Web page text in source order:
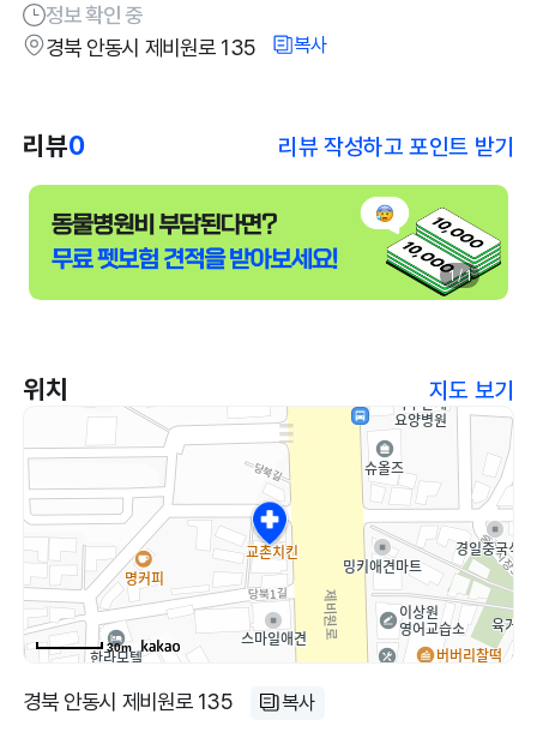
정보 확인 중
경북 안동시 제비원로 135
복사
리뷰0 리뷰 작성하고 포인트 받기
1 / 1
위치 지도 보기
30m
경북 안동시 제비원로 135 복사